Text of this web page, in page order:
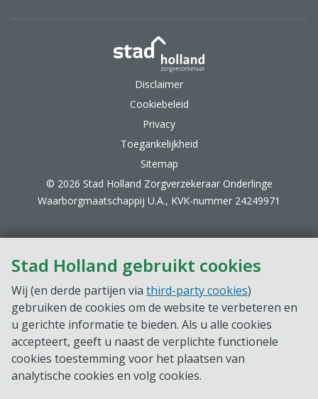
Stad Holland gebruikt cookies
Wij (en derde partijen via third-party cookies)
gebruiken de cookies om de website te verbeteren en
u gerichte informatie te bieden. Als u alle cookies
accepteert, geeft u naast de verplichte functionele
cookies toestemming voor het plaatsen van
analytische cookies en volg cookies.
Disclaimer
Cookiebeleid
Privacy
Toegankelijkheid
Sitemap
© 2026 Stad Holland Zorgverzekeraar Onderlinge
Waarborgmaatschappij U.A., KVK-nummer 24249971